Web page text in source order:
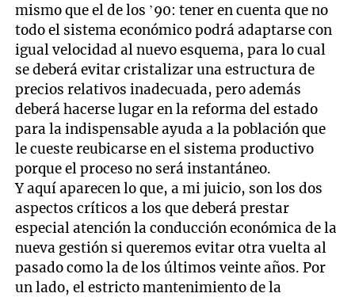
mismo que el de los ’90: tener en cuenta que no
todo el sistema económico podrá adaptarse con
igual velocidad al nuevo esquema, para lo cual
se deberá evitar cristalizar una estructura de
precios relativos inadecuada, pero además
deberá hacerse lugar en la reforma del estado
para la indispensable ayuda a la población que
le cueste reubicarse en el sistema productivo
porque el proceso no será instantáneo.
Y aquí aparecen lo que, a mi juicio, son los dos
aspectos críticos a los que deberá prestar
especial atención la conducción económica de la
nueva gestión si queremos evitar otra vuelta al
pasado como la de los últimos veinte años. Por
un lado, el estricto mantenimiento de la